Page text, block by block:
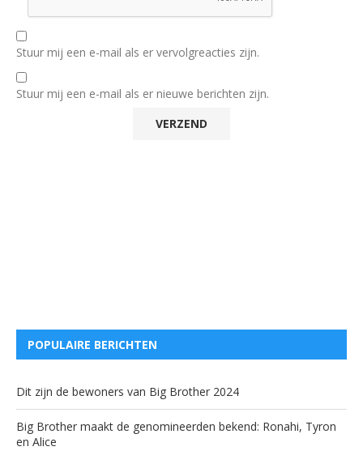
Stuur mij een e-mail als er vervolgreacties zijn.
Stuur mij een e-mail als er nieuwe berichten zijn.
POPULAIRE BERICHTEN
Dit zijn de bewoners van Big Brother 2024
Big Brother maakt de genomineerden bekend: Ronahi, Tyron
en Alice